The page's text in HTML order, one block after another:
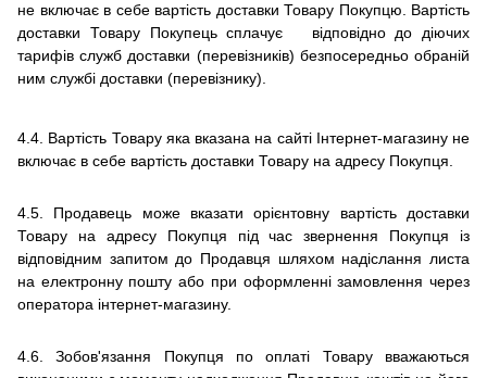
не включає в себе вартість доставки Товару Покупцю. Вартість
доставки Товару Покупець сплачує відповідно до діючих
тарифів служб доставки (перевізників) безпосередньо обраній
ним службі доставки (перевізнику).
4.4. Вартість Товару яка вказана на сайті Інтернет-магазину не
включає в себе вартість доставки Товару на адресу Покупця.
4.5.
Продавець може вказати орієнтовну вартість доставки
Товару на адресу Покупця під час звернення Покупця із
відповідним запитом до Продавця шляхом надіслання листа
на електронну пошту або при оформленні замовлення через
оператора інтернет-магазину.
4.6.
Зобов'язання Покупця по оплаті Товару вважаються